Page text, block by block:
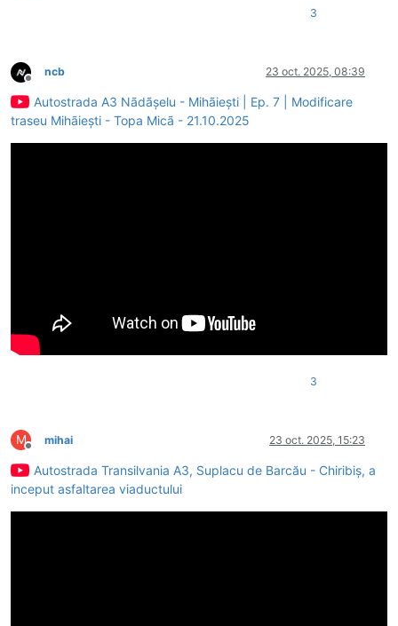
3
Deconectat
ncb 23 oct. 2025, 08:39
Autostrada A3 Nãdãșelu - Mihãiești | Ep. 7 | Modificare
traseu Mihãiești - Topa Micã - 21.10.2025
3
M
Deconectat
mihai 23 oct. 2025, 15:23
Autostrada Transilvania A3, Suplacu de Barcău - Chiribiș, a
inceput asfaltarea viaductului